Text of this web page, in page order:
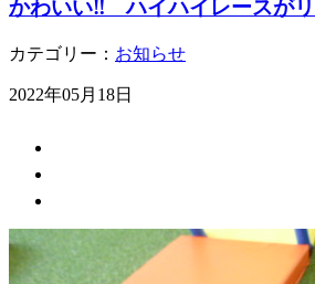
かわいい‼ ハイハイレースが
カテゴリー： お知らせ
2022年05月18日